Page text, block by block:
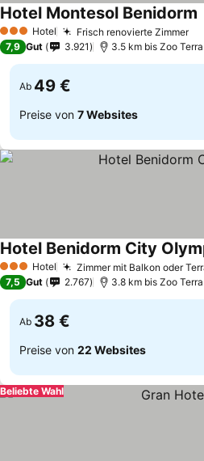
3 SterneHotel Frisch renovierte Zimmer
Hotel Montesol Benidorm
7,9 Gut 3.921 3.5 km bis Zoo
Ab 49 €
Preise von 7 Websites
3 SterneHotel Zimmer mit Balkon oder
Hotel Benidorm City
7,5 Gut 2.767 3.8 km bis Zoo
Ab 38 €
Preise von 22 Websites
Beliebte Wahl